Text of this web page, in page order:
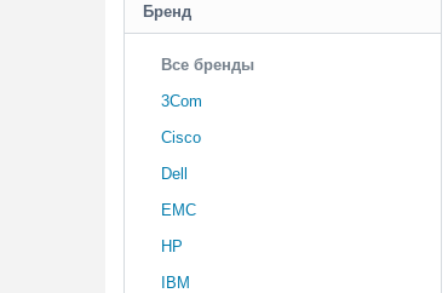
Бренд
Все бренды
3Com
Cisco
Dell
EMC
HP
IBM